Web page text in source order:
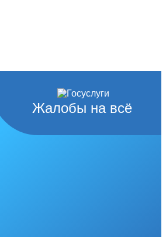
Жалобы на всё